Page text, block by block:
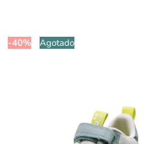
-40% Agotado